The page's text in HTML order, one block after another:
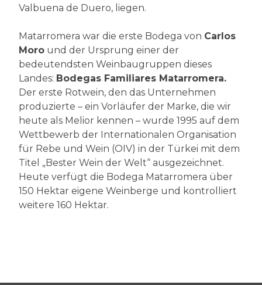
Valbuena de Duero, liegen.
Matarromera war die erste Bodega von Carlos
Moro und der Ursprung einer der
bedeutendsten Weinbaugruppen dieses
Landes: Bodegas Familiares Matarromera.
Der erste Rotwein, den das Unternehmen
produzierte – ein Vorläufer der Marke, die wir
heute als Melior kennen – wurde 1995 auf dem
Wettbewerb der Internationalen Organisation
für Rebe und Wein (OIV) in der Türkei mit dem
Titel „Bester Wein der Welt“ ausgezeichnet.
Heute verfügt die Bodega Matarromera über
150 Hektar eigene Weinberge und kontrolliert
weitere 160 Hektar.